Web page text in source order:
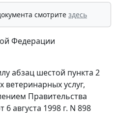
смотрите здесь
Федерации
абзац шестой пункта 2
ветеринарных услуг,
Правительства
августа 1998 г. N 898